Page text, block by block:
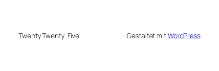
Twenty Twenty-Five Gestaltet mitWordPress